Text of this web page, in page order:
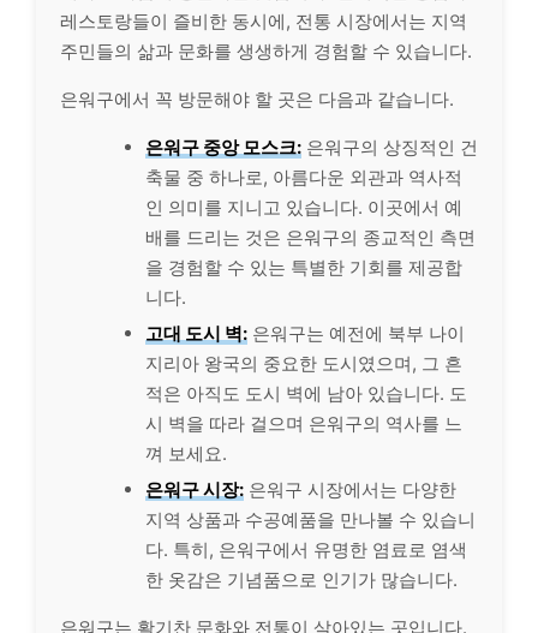
레스토랑들이 즐비한 동시에, 전통 시장에서는 지역
주민들의 삶과 문화를 생생하게 경험할 수 있습니다.
은워구에서 꼭 방문해야 할 곳은 다음과 같습니다.
은워구 중앙 모스크: 은워구의 상징적인 건
축물 중 하나로, 아름다운 외관과 역사적
인 의미를 지니고 있습니다. 이곳에서 예
배를 드리는 것은 은워구의 종교적인 측면
을 경험할 수 있는 특별한 기회를 제공합
니다.
고대 도시 벽: 은워구는 예전에 북부 나이
지리아 왕국의 중요한 도시였으며, 그 흔
적은 아직도 도시 벽에 남아 있습니다. 도
시 벽을 따라 걸으며 은워구의 역사를 느
껴 보세요.
은워구 시장: 은워구 시장에서는 다양한
지역 상품과 수공예품을 만나볼 수 있습니
다. 특히, 은워구에서 유명한 염료로 염색
한 옷감은 기념품으로 인기가 많습니다.
은워구는 활기찬 문화와 전통이 살아있는 곳입니다.